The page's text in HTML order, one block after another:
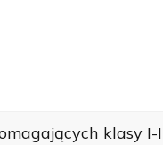
klasy I-